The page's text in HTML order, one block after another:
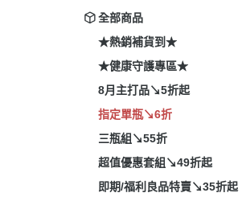
全部商品
★熱銷補貨到★
★健康守護專區★
8月主打品↘5折起
指定單瓶↘6折
三瓶組↘55折
超值優惠套組↘49折起
即期/福利良品特賣↘35折起